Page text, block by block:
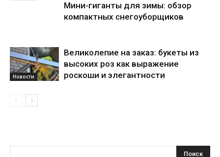
Мини-гиганты для зимы: обзор
компактных снегоуборщиков
Новости
Великолепие на заказ: букеты из
высоких роз как выражение
роскоши и элегантности